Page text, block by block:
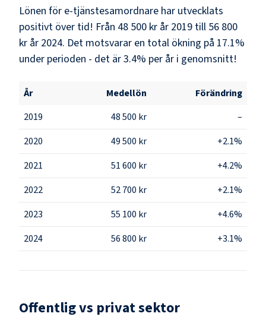
Lönen för e-tjänstesamordnare har utvecklats
positivt över tid! Från 48 500 kr år 2019 till 56 800
kr år 2024. Det motsvarar en total ökning på 17.1%
under perioden - det är 3.4% per år i genomsnitt!
År Medellön
Förändring
2019
48 500 kr
–
2020
49 500 kr
+2.1%
2021
51 600 kr
+4.2%
2022
52 700 kr
+2.1%
2023
55 100 kr
+4.6%
2024
56 800 kr +3.1%
Offentlig vs privat sektor